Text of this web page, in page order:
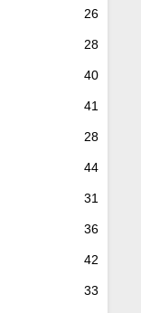
26
28
40
41
28
44
31
36
42
33